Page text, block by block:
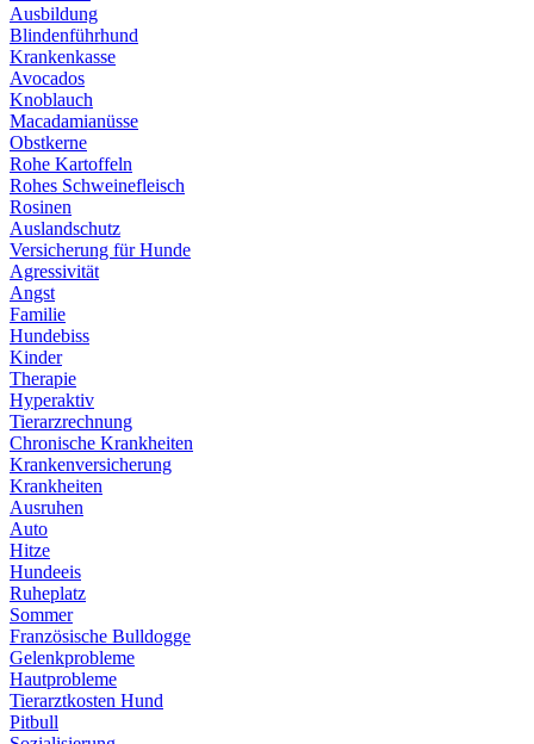
Ausbildung
Blindenführhund
Krankenkasse
Avocados
Knoblauch
Macadamianüsse
Obstkerne
Rohe Kartoffeln
Rohes Schweinefleisch
Rosinen
Auslandschutz
Versicherung für Hunde
Agressivität
Angst
Familie
Hundebiss
Kinder
Therapie
Hyperaktiv
Tierarzrechnung
Chronische Krankheiten
Krankenversicherung
Krankheiten
Ausruhen
Auto
Hitze
Hundeeis
Ruheplatz
Sommer
Französische Bulldogge
Gelenkprobleme
Hautprobleme
Tierarztkosten Hund
Pitbull